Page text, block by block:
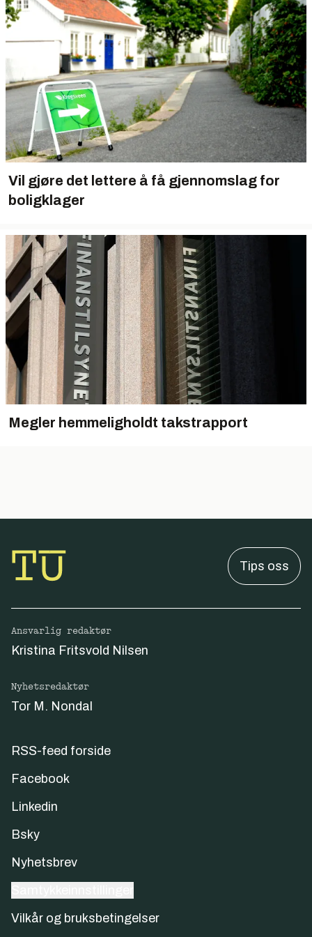
Vil gjøre det lettere å få gjennomslag for
boligklager
Megler hemmeligholdt takstrapport
Tips oss
Ansvarlig redaktør
Kristina Fritsvold Nilsen
Nyhetsredaktør
Tor M. Nondal
RSS-feed forside
Facebook
Linkedin
Bsky
Nyhetsbrev
Vilkår og bruksbetingelser